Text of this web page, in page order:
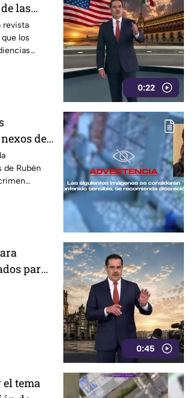
las
en un
revista
los
censura
0:22
de
de Rubén
para
la
0:45
tema